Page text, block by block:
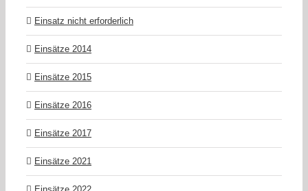
Einsatz nicht erforderlich
Einsätze 2014
Einsätze 2015
Einsätze 2016
Einsätze 2017
Einsätze 2021